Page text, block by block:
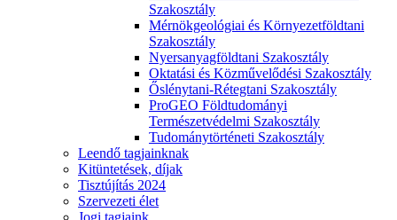
Szakosztály
Mérnökgeológiai és Környezetföldtani
Szakosztály
Nyersanyagföldtani Szakosztály
Oktatási és Közművelődési Szakosztály
Őslénytani-Rétegtani Szakosztály
ProGEO Földtudományi
Természetvédelmi Szakosztály
Tudománytörténeti Szakosztály
Leendő tagjainknak
Kitüntetések, díjak
Tisztújítás 2024
Szervezeti élet
Jogi tagjaink